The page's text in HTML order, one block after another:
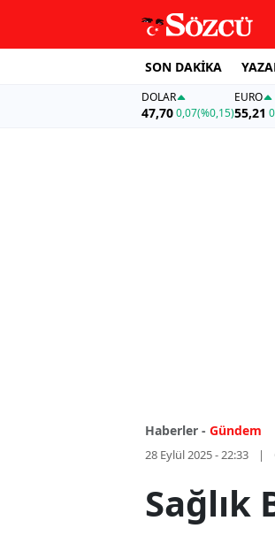
SON DAKİKA
DOLAR
47,700,07(%0,15)
EURO
55,21
Haberler - Gündem
28 Eylül 2025 - 22:33
Sağlık